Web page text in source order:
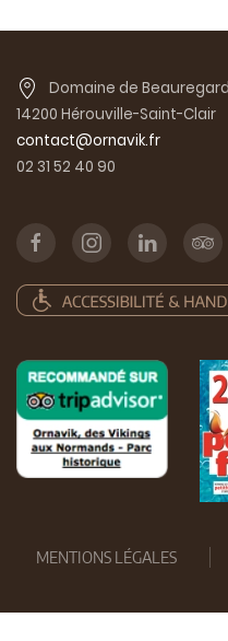
Domaine de Beauregard
14200 Hérouville-Saint-Clair
contact@ornavik.fr
02 31 52 40 90
MENTIONS LÉGALES